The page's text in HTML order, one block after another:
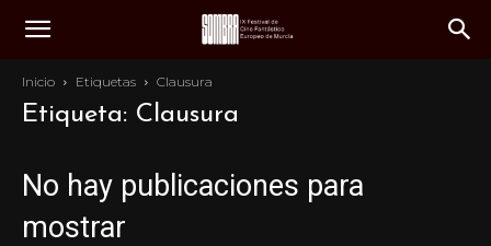
Inicio Etiquetas Clausura
Etiqueta: Clausura
No hay publicaciones para
mostrar